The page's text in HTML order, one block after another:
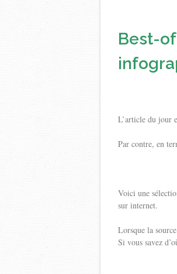
Best-
L’article du jour
Par contre, en
Voici une
sur internet.
Lorsque la
Si vous savez